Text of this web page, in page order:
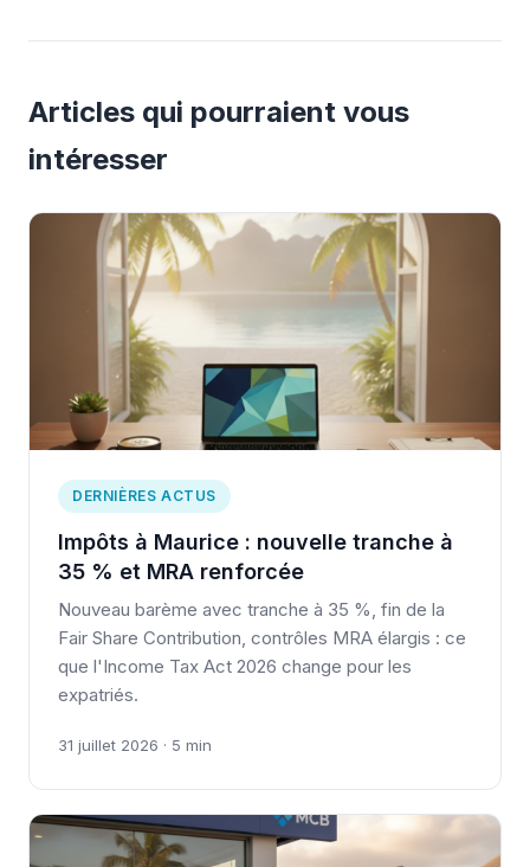
Articles qui pourraient vous
intéresser
DERNIÈRES ACTUS
Impôts à Maurice : nouvelle tranche à
35 % et MRA renforcée
Nouveau barème avec tranche à 35 %, fin de la
Fair Share Contribution, contrôles MRA élargis : ce
que l'Income Tax Act 2026 change pour les
expatriés.
31 juillet 2026 · 5 min